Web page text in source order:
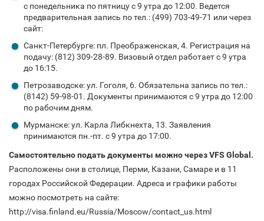
с понедельника по пятницу с 9 утра до 12:00. Ведется
предварительная запись по тел.: (499) 703-49-71 или через
сайт:
Санкт-Петербурге: пл. Преображенская, 4. Регистрация на
подачу: (812) 309-28-89. Визовый отдел работает с 9 утра
до 16:15.
Петрозаводске: ул. Гоголя, 6. Обязательна запись по тел.:
(8142) 59-98-01. Документы принимаются с 9 утра до 12:00
по рабочим дням.
Мурманске: ул. Карла Либкнехта, 13. Заявления
принимаются пн.-пт. с 9 утра до 17:00.
Самостоятельно подать документы можно через VFS Global.
Расположены они в столице, Перми, Казани, Самаре и в 11
городах Российской Федерации. Адреса и графики работы
можно посмотреть на сайте:
http://visa.finland.eu/Russia/Moscow/contact_us.html